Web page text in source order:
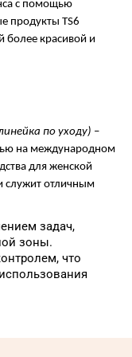
с помощью
продукты TS6
более красивой и
по уходу) –
на международном
для женской
служит отличным
задач,
зоны.
что